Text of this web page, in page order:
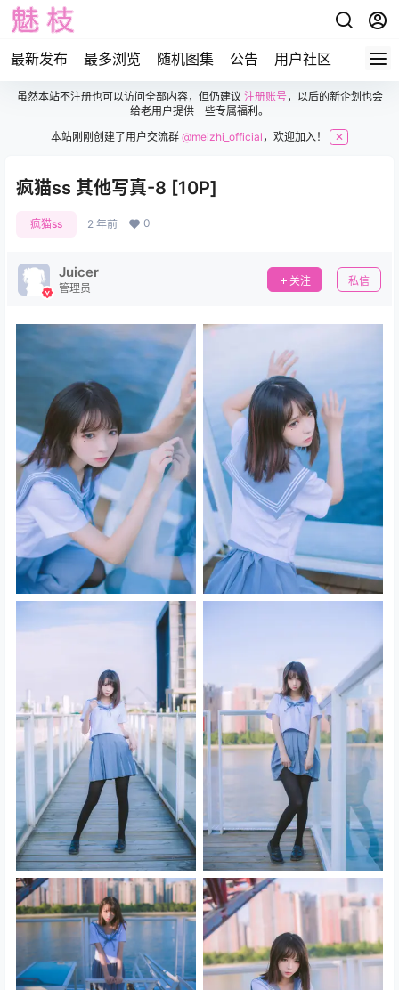
最新发布 最多浏览 随机图集 公告 用户社区
虽然本站不注册也可以访问全部内容，但仍建议 注册账号，以后的新企划也会
给老用户提供一些专属福利。
本站刚刚创建了用户交流群@meizhi_official ，欢迎加入！ ✕
疯猫ss 其他写真-8 [10P]
疯猫ss 2 年前 0
Juicer
管理员
关注 私信